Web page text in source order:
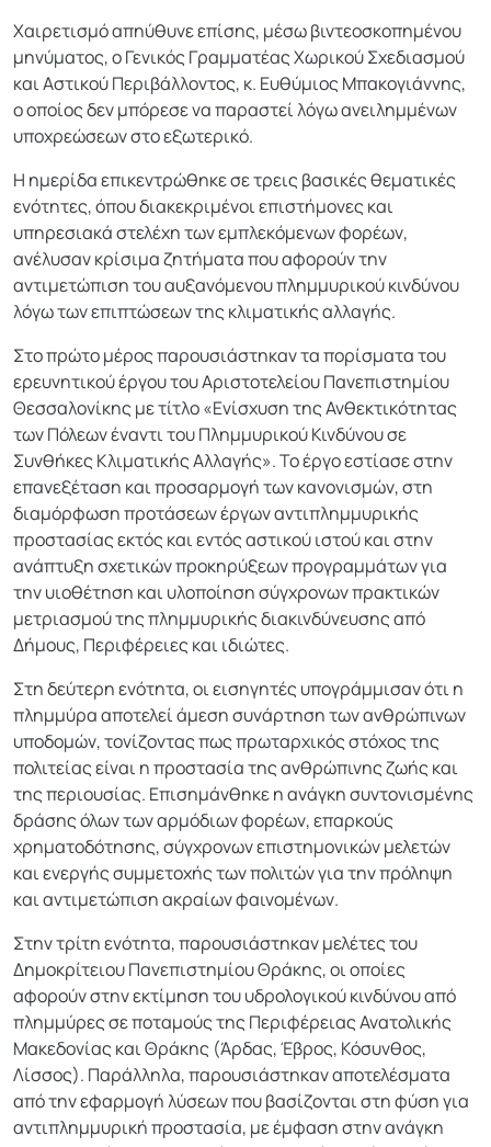
Χαιρετισμό απηύθυνε επίσης, μέσω βιντεοσκοπημένου
μηνύματος, ο Γενικός Γραμματέας Χωρικού Σχεδιασμού
και Αστικού Περιβάλλοντος, κ. Ευθύμιος Μπακογιάννης,
ο οποίος δεν μπόρεσε να παραστεί λόγω ανειλημμένων
υποχρεώσεων στο εξωτερικό.
Η ημερίδα επικεντρώθηκε σε τρεις βασικές θεματικές
ενότητες, όπου διακεκριμένοι επιστήμονες και
υπηρεσιακά στελέχη των εμπλεκόμενων φορέων,
ανέλυσαν κρίσιμα ζητήματα που αφορούν την
αντιμετώπιση του αυξανόμενου πλημμυρικού κινδύνου
λόγω των επιπτώσεων της κλιματικής αλλαγής.
Στο πρώτο μέρος παρουσιάστηκαν τα πορίσματα του
ερευνητικού έργου του Αριστοτελείου Πανεπιστημίου
Θεσσαλονίκης με τίτλο «Ενίσχυση της Ανθεκτικότητας
των Πόλεων έναντι του Πλημμυρικού Κινδύνου σε
Συνθήκες Κλιματικής Αλλαγής». Το έργο εστίασε στην
επανεξέταση και προσαρμογή των κανονισμών, στη
διαμόρφωση προτάσεων έργων αντιπλημμυρικής
προστασίας εκτός και εντός αστικού ιστού και στην
ανάπτυξη σχετικών προκηρύξεων προγραμμάτων για
την υιοθέτηση και υλοποίηση σύγχρονων πρακτικών
μετριασμού της πλημμυρικής διακινδύνευσης από
Δήμους, Περιφέρειες και ιδιώτες.
Στη δεύτερη ενότητα, οι εισηγητές υπογράμμισαν ότι η
πλημμύρα αποτελεί άμεση συνάρτηση των ανθρώπινων
υποδομών, τονίζοντας πως πρωταρχικός στόχος της
πολιτείας είναι η προστασία της ανθρώπινης ζωής και
της περιουσίας. Επισημάνθηκε η ανάγκη συντονισμένης
δράσης όλων των αρμόδιων φορέων, επαρκούς
χρηματοδότησης, σύγχρονων επιστημονικών μελετών
και ενεργής συμμετοχής των πολιτών για την πρόληψη
και αντιμετώπιση ακραίων φαινομένων.
Στην τρίτη ενότητα, παρουσιάστηκαν μελέτες του
Δημοκρίτειου Πανεπιστημίου Θράκης, οι οποίες
αφορούν στην εκτίμηση του υδρολογικού κινδύνου από
πλημμύρες σε ποταμούς της Περιφέρειας Ανατολικής
Μακεδονίας και Θράκης (Άρδας, Έβρος, Κόσυνθος,
Λίσσος). Παράλληλα, παρουσιάστηκαν αποτελέσματα
από την εφαρμογή λύσεων που βασίζονται στη φύση για
αντιπλημμυρική προστασία, με έμφαση στην ανάγκη